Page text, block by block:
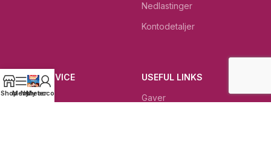
Nedlastinger
Kontodetaljer
KUNDESERVICE
Kontakt
USEFUL LINKS
Gaver
ShopMenuNyheter
My account